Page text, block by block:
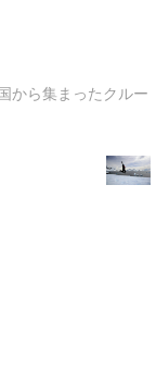
から集まったクルー